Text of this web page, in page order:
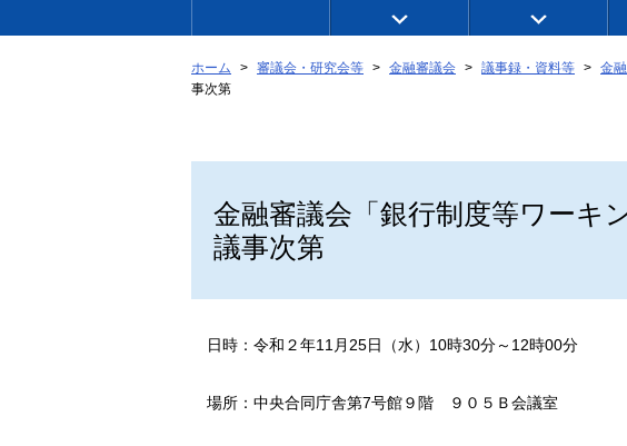
ホーム 審議会・研究会等 金融審議会 議事録・資料等 金
事次第
金融審議会「銀行制度等ワーキ
議事次第
日時 ： 令和２年11月25日（水）10時30分～12時00分
場所 ： 中央合同庁舎第7号館９階 ９０５Ｂ会議室